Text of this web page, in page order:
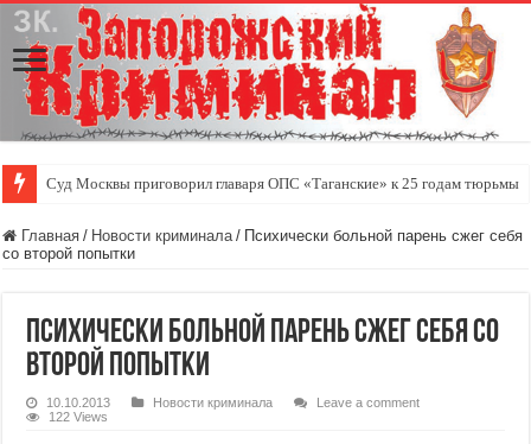
Суд Москвы приговорил главаря ОПС «Таганские» к 25 годам тюрьмы
Главная / Новости криминала / Психически больной парень сжег себя
со второй попытки
Психически больной парень сжег себя со
второй попытки
10.10.2013 Новости криминала
Leave a comment
122 Views